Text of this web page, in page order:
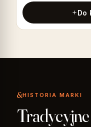
Do
HISTORIA MARKI
Tradycyjne